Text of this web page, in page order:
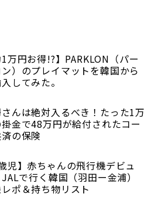
1万円お得!?】PARKLON（パー
）のプレイマットを韓国から
してみた。
んは絶対入るべき！たった1万
金で48万円が給付されたコー
の保険
児】赤ちゃんの飛行機デビュ
で行く韓国（羽田ー金浦）
ポ＆持ち物リスト